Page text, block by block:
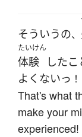
そういうの、
たいけん
体験 したこ
よくないっ ！
That's what
make your
experienced!